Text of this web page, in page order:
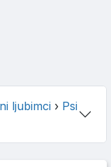
ljubimci › Psi